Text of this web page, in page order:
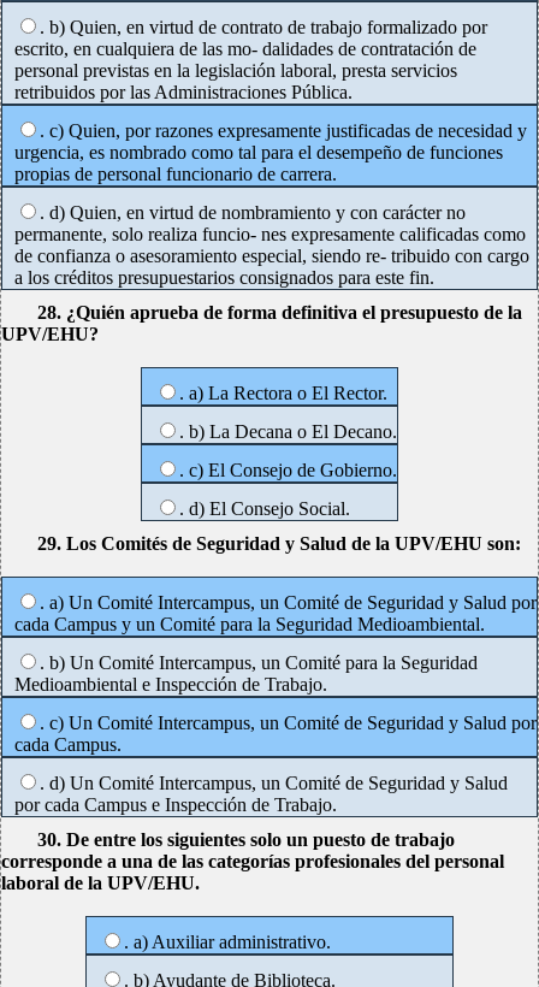
. b) Quien, en virtud de contrato de trabajo formalizado por
escrito, en cualquiera de las mo- dalidades de contratación de
personal previstas en la legislación laboral, presta servicios
retribuidos por las Administraciones Pública.
. c) Quien, por razones expresamente justificadas de necesidad y
urgencia, es nombrado como tal para el desempeño de funciones
propias de personal funcionario de carrera.
. d) Quien, en virtud de nombramiento y con carácter no
permanente, solo realiza funcio- nes expresamente calificadas como
de confianza o asesoramiento especial, siendo re- tribuido con cargo
a los créditos presupuestarios consignados para este fin.
28. ¿Quién aprueba de forma definitiva el presupuesto de la
UPV/EHU?
. a) La Rectora o El Rector.
. b) La Decana o El Decano.
. c) El Consejo de Gobierno.
. d) El Consejo Social.
29. Los Comités de Seguridad y Salud de la UPV/EHU son:
. a) Un Comité Intercampus, un Comité de Seguridad y Salud por
cada Campus y un Comité para la Seguridad Medioambiental.
. b) Un Comité Intercampus, un Comité para la Seguridad
Medioambiental e Inspección de Trabajo.
. c) Un Comité Intercampus, un Comité de Seguridad y Salud por
cada Campus.
. d) Un Comité Intercampus, un Comité de Seguridad y Salud
por cada Campus e Inspección de Trabajo.
30. De entre los siguientes solo un puesto de trabajo
corresponde a una de las categorías profesionales del personal
laboral de la UPV/EHU.
. a) Auxiliar administrativo.
. b) Ayudante de Biblioteca.